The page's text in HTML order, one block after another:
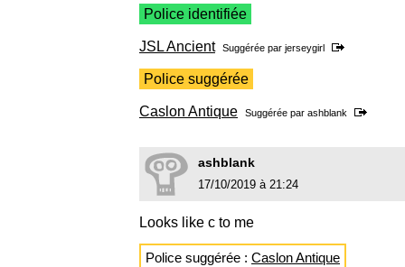
Police identifiée
JSL Ancient Suggérée par jerseygirl
Police suggérée
Caslon Antique Suggérée par ashblank
ashblank
17/10/2019 à 21:24
Looks like c to me
Police suggérée : Caslon Antique